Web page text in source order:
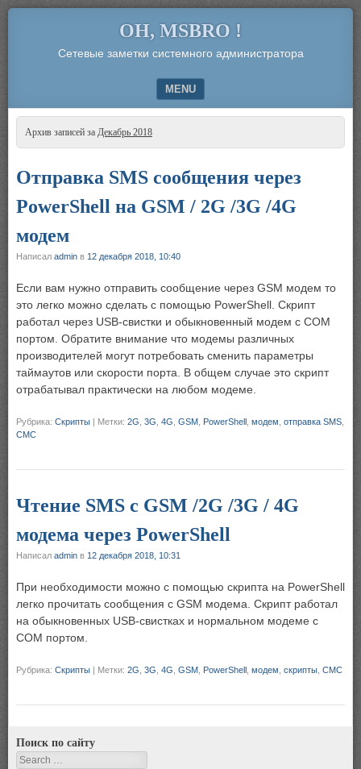
OH, MSBRO !
Сетевые заметки системного администратора
MENU
SKIP TO CONTENT
Архив записей за Декабрь 2018
Отправка SMS сообщения через
PowerShell на GSM / 2G /3G /4G
модем
Написал admin в 12 декабря 2018, 10:40
Если вам нужно отправить сообщение через GSM модем то
это легко можно сделать с помощью PowerShell. Скрипт
работал через USB-свистки и обыкновенный модем с COM
портом. Обратите внимание что модемы различных
производителей могут потребовать сменить параметры
таймаутов или скорости порта. В общем случае это скрипт
отрабатывал практически на любом модеме.
Рубрика: Скрипты | Метки: 2G 3G 4G GSM PowerShell модем отправка SMS
СМС
Чтение SMS с GSM /2G /3G / 4G
модема через PowerShell
Написал admin в 12 декабря 2018, 10:31
При необходимости можно с помощью скрипта на PowerShell
легко прочитать сообщения с GSM модема. Скрипт работал
на обыкновенных USB-свистках и нормальном модеме с
COM портом.
Рубрика: Скрипты | Метки: 2G 3G 4G GSM PowerShell модем скрипты СМС
Поиск по сайту
Search